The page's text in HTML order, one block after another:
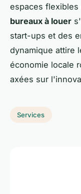
espaces
bureaux à louer
start-ups et des
dynamique attire
économie locale
axées sur
Services